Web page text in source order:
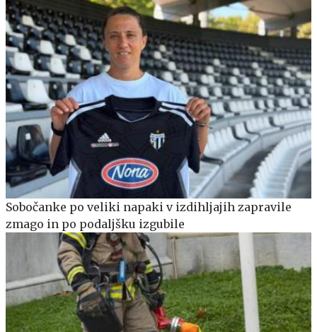
Sobočanke po veliki napaki v izdihljajih zapravile
zmago in po podaljšku izgubile